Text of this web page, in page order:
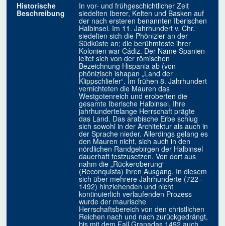
Historische
Beschreibung
In vor- und frühgeschichtlicher Zeit
siedelten Iberer, Kelten und Basken auf
der nach ersteren benannten Iberischen
Halbinsel. Im 11. Jahrhundert v. Chr.
siedelten sich die Phönizier an der
Südküste an; die berühmteste ihrer
Kolonien war Cádiz. Der Name Spanien
leitet sich von der römischen
Bezeichnung Hispania ab (von
phönizisch ishapan „Land der
Klippschliefer“. Im frühen 8. Jahrhundert
vernichteten die Mauren das
Westgotenreich und eroberten die
gesamte Iberische Halbinsel. Ihre
jahrhundertelange Herrschaft prägte
das Land. Das arabische Erbe schlug
sich sowohl in der Architektur als auch in
der Sprache nieder. Allerdings gelang es
den Mauren nicht, sich auch in den
nördlichen Randgebirgen der Halbinsel
dauerhaft festzusetzen. Von dort aus
nahm die „Rückeroberung“
(Reconquista) ihren Ausgang. In diesem
sich über mehrere Jahrhunderte (722–
1492) hinziehenden und nicht
kontinuierlich verlaufenden Prozess
wurde der maurische
Herrschaftsbereich von den christlichen
Reichen nach und nach zurückgedrängt,